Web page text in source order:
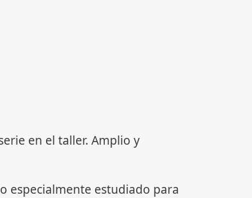
en el taller. Amplio y
especialmente estudiado para